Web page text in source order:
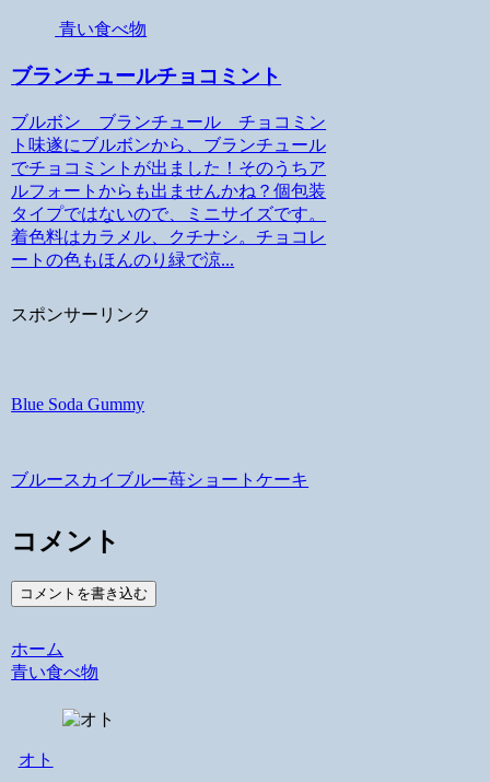
青い食べ物
ブランチュールチョコミント
ブルボン ブランチュール チョコミン
ト味遂にブルボンから、ブランチュール
でチョコミントが出ました！そのうちア
ルフォートからも出ませんかね？個包装
タイプではないので、ミニサイズです。
着色料はカラメル、クチナシ。チョコレ
ートの色もほんのり緑で涼...
スポンサーリンク
Blue Soda Gummy
ブルースカイブルー苺ショートケーキ
コメント
コメントを書き込む
ホーム
青い食べ物
オト